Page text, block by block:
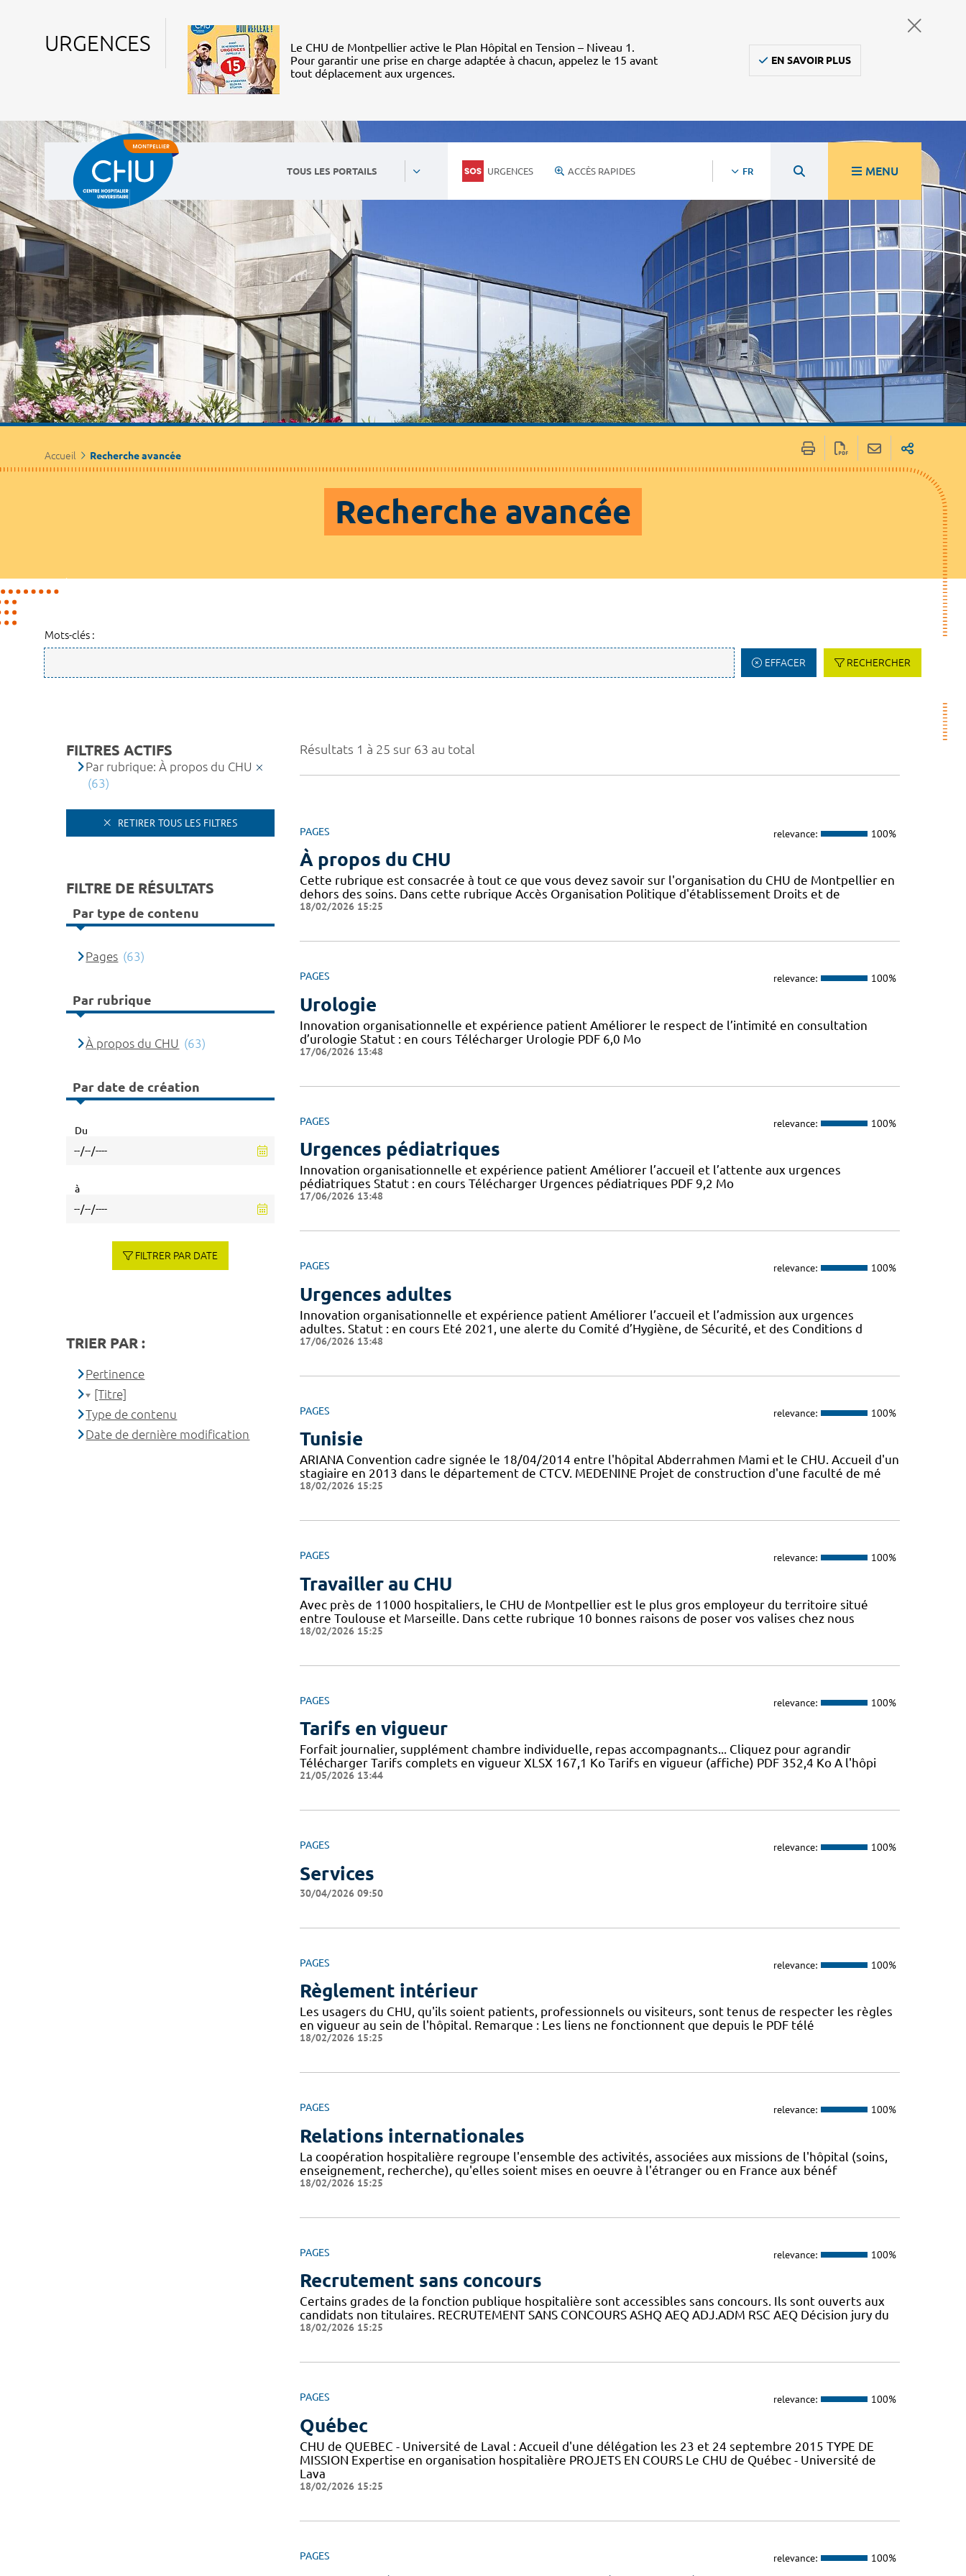
URGENCES
Le CHU de Montpellier active le Plan Hôpital en Tension – Niveau 1.
Pour garantir une prise en charge adaptée à chacun, appelez le 15 avant
tout déplacement aux urgences.
EN SAVOIR PLUS
TOUS LES PORTAILS URGENCES ACCÈS RAPIDES FR MENU
Accueil Recherche avancée
Recherche avancée
Mots-clés :
EFFACER RECHERCHER
Résultats 1 à 25 sur 63 au total
PAGES relevance: 100%
À propos du CHU
Cette rubrique est consacrée à tout ce que vous devez savoir sur l'organisation du CHU de Montpellier en
dehors des soins. Dans cette rubrique Accès Organisation Politique d'établissement Droits et de
18/02/2026 15:25
PAGES relevance: 100%
Urologie
Innovation organisationnelle et expérience patient Améliorer le respect de l’intimité en consultation
d’urologie Statut : en cours Télécharger Urologie PDF 6,0 Mo
17/06/2026 13:48
PAGES relevance: 100%
Urgences pédiatriques
Innovation organisationnelle et expérience patient Améliorer l’accueil et l’attente aux urgences
pédiatriques Statut : en cours Télécharger Urgences pédiatriques PDF 9,2 Mo
17/06/2026 13:48
PAGES relevance: 100%
Urgences adultes
Innovation organisationnelle et expérience patient Améliorer l’accueil et l’admission aux urgences
adultes. Statut : en cours Eté 2021, une alerte du Comité d’Hygiène, de Sécurité, et des Conditions d
17/06/2026 13:48
PAGES relevance: 100%
Tunisie
ARIANA Convention cadre signée le 18/04/2014 entre l'hôpital Abderrahmen Mami et le CHU. Accueil d'un
stagiaire en 2013 dans le département de CTCV. MEDENINE Projet de construction d'une faculté de mé
18/02/2026 15:25
PAGES relevance: 100%
Travailler au CHU
Avec près de 11000 hospitaliers, le CHU de Montpellier est le plus gros employeur du territoire situé
entre Toulouse et Marseille. Dans cette rubrique 10 bonnes raisons de poser vos valises chez nous
18/02/2026 15:25
PAGES relevance: 100%
Tarifs en vigueur
Forfait journalier, supplément chambre individuelle, repas accompagnants... Cliquez pour agrandir
Télécharger Tarifs complets en vigueur XLSX 167,1 Ko Tarifs en vigueur (affiche) PDF 352,4 Ko A l'hôpi
21/05/2026 13:44
PAGES relevance: 100%
Services
30/04/2026 09:50
PAGES relevance: 100%
Règlement intérieur
Les usagers du CHU, qu'ils soient patients, professionnels ou visiteurs, sont tenus de respecter les règles
en vigueur au sein de l'hôpital. Remarque : Les liens ne fonctionnent que depuis le PDF télé
18/02/2026 15:25
PAGES relevance: 100%
Relations internationales
La coopération hospitalière regroupe l'ensemble des activités, associées aux missions de l'hôpital (soins,
enseignement, recherche), qu'elles soient mises en oeuvre à l'étranger ou en France aux bénéf
18/02/2026 15:25
PAGES relevance: 100%
Recrutement sans concours
Certains grades de la fonction publique hospitalière sont accessibles sans concours. Ils sont ouverts aux
candidats non titulaires. RECRUTEMENT SANS CONCOURS ASHQ AEQ ADJ.ADM RSC AEQ Décision jury du
18/02/2026 15:25
PAGES relevance: 100%
Québec
CHU de QUEBEC - Université de Laval : Accueil d'une délégation les 23 et 24 septembre 2015 TYPE DE
MISSION Expertise en organisation hospitalière PROJETS EN COURS Le CHU de Québec - Université de
Lava
18/02/2026 15:25
PAGES relevance: 100%
FILTRES ACTIFS
Par rubrique: À propos du CHU
(63)
RETIRER TOUS LES FILTRES
FILTRE DE RÉSULTATS
Par type de contenu
Pages (63)
Par rubrique
À propos du CHU (63)
Par date de création
Du
à
FILTRER PAR DATE
TRIER PAR :
Pertinence
[Titre]
Type de contenu
Date de dernière modification